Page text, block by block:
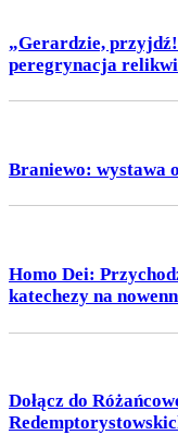
„Gerardzie,
peregrynacja
Braniewo: wystawa
Homo Dei:
katechezy na
Dołącz do